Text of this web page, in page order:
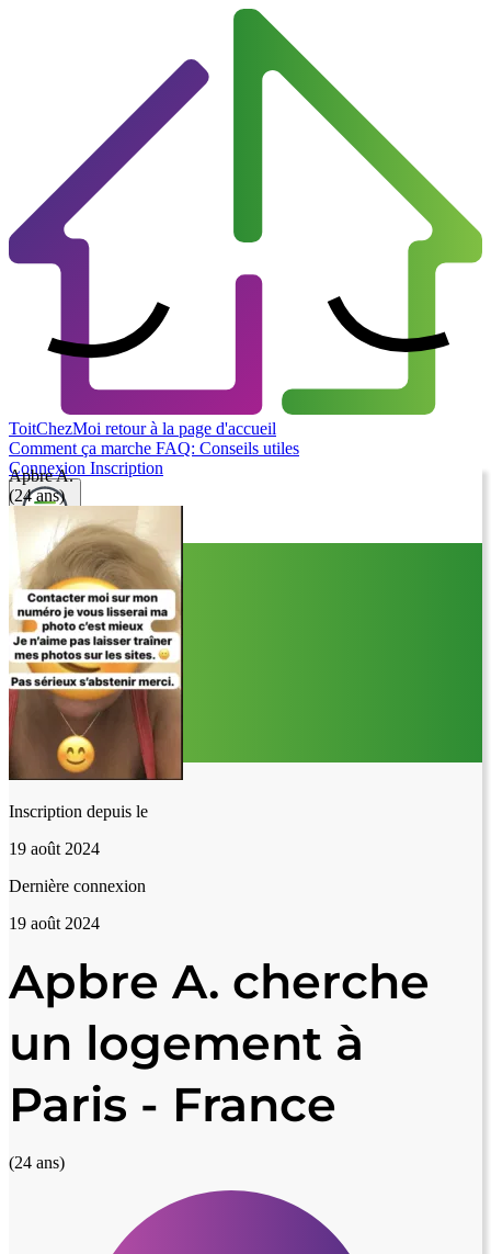
ToitChezMoi retour à la page d'accueil
Comment ça marche FAQ: Conseils utiles
Connexion Inscription
Apbre A.
(24 ans)
Inscription depuis le
19 août 2024
Dernière connexion
19 août 2024
Apbre A. cherche
un logement à
Paris - France
(24 ans)